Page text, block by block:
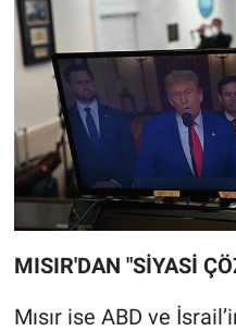
MISIR'DAN "SİYASİ
Mısır ise ABD ve